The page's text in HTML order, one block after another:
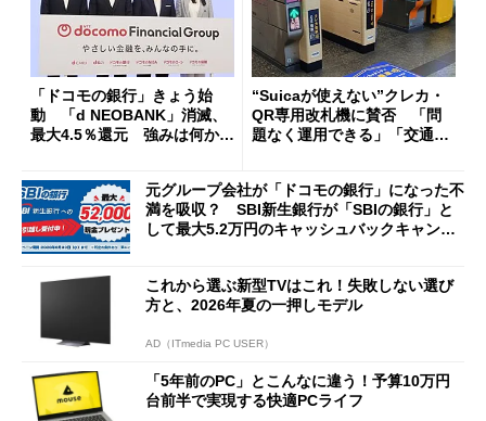
「ドコモの銀行」きょう始
動 「d NEOBANK」消滅、
最大4.5％還元 強みは何か解
“Suicaが使えない”クレカ・
QR専用改札機に賛否 「問
題なく運用できる」「交通系I
元グループ会社が「ドコモの銀行」になった不
満を吸収？ SBI新生銀行が「SBIの銀行」と
して最大5.2万円のキャッシュバックキャンペ
これから選ぶ新型TVはこれ！失敗しない選び
方と、2026年夏の一押しモデル
AD（ITmedia PC USER）
「5年前のPC」とこんなに違う！予算10万円
台前半で実現する快適PCライフ